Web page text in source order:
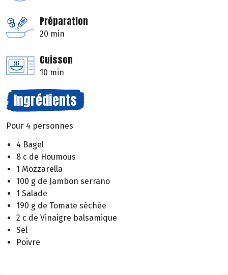
Préparation
20 min
Cuisson
10 min
Ingrédients
Pour 4 personnes
4 Bagel
8 c de Houmous
1 Mozzarella
100 g de Jambon serrano
1 Salade
190 g de Tomate séchée
2 c de Vinaigre balsamique
Sel
Poivre